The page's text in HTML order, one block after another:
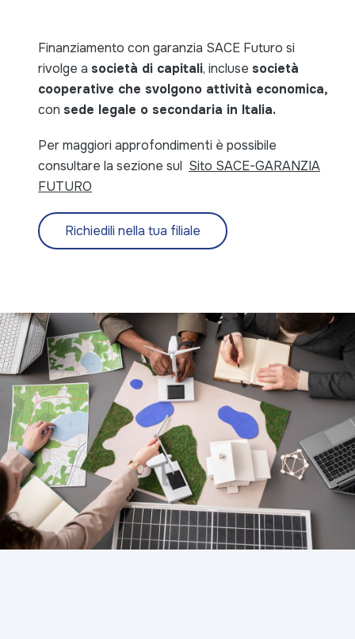
Finanziamento con garanzia SACE Futuro si
rivolge a società di capitali, incluse società
cooperative che svolgono attività economica,
con sede legale o secondaria in Italia.
Per maggiori approfondimenti è possibile
consultare la sezione sul Sito SACE-GARANZIA
FUTURO
Richiedili nella tua filiale